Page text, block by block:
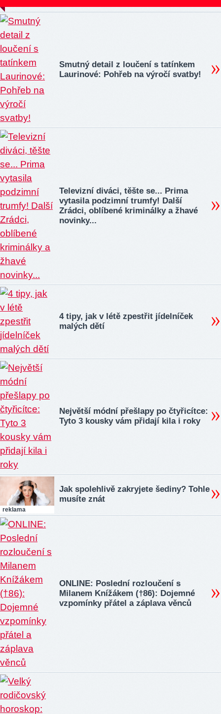
Smutný detail z loučení s tatínkem
Laurinové: Pohřeb na výročí svatby!
Televizní diváci, těšte se... Prima
vytasila podzimní trumfy! Další
Zrádci, oblíbené kriminálky a žhavé
novinky...
4 tipy, jak v létě zpestřit jídelníček
malých dětí
Největší módní přešlapy po čtyřicítce:
Tyto 3 kousky vám přidají kila i roky
reklama
Jak spolehlivě zakryjete šediny? Tohle
musíte znát
ONLINE: Poslední rozloučení s
Milanem Knížákem (†86): Dojemné
vzpomínky přátel a záplava věnců